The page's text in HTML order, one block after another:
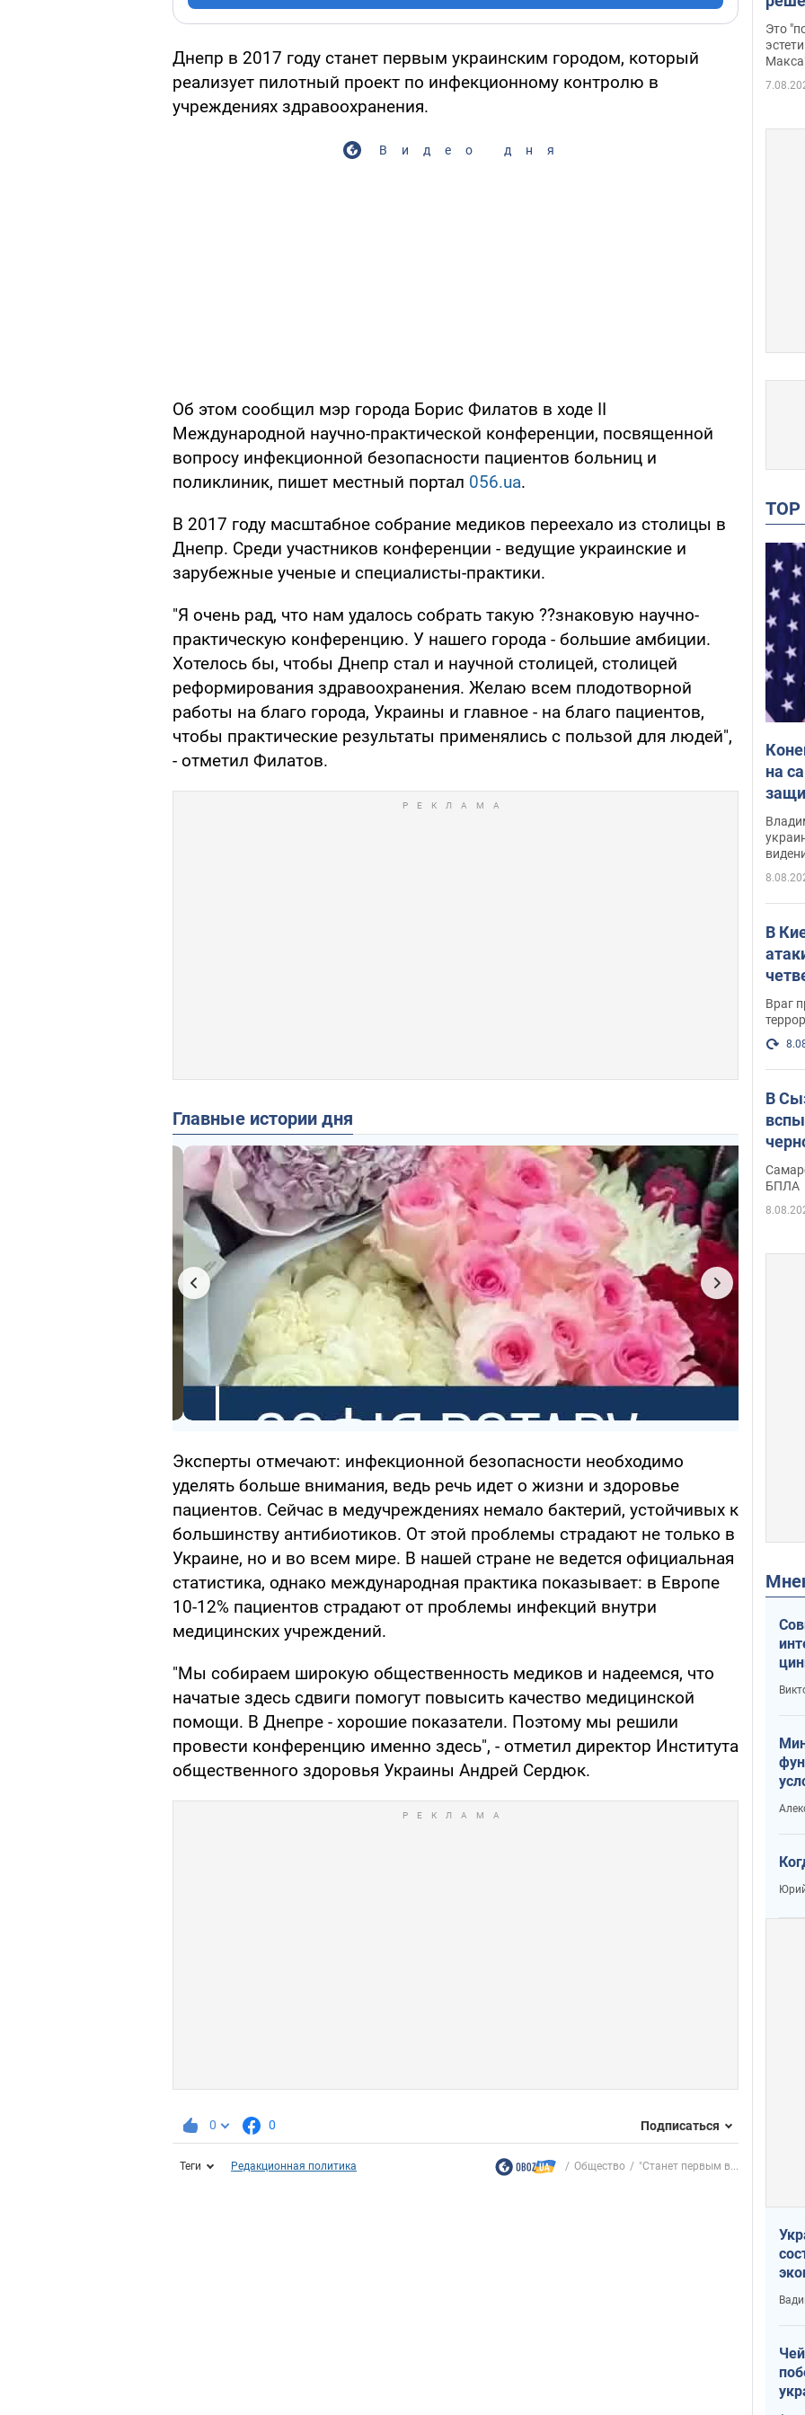
Днепр в 2017 году станет первым украинским городом, который
реализует пилотный проект по инфекционному контролю в
учреждениях здравоохранения.
Видео дня
Об этом сообщил мэр города Борис Филатов в ходе II
Международной научно-практической конференции, посвященной
вопросу инфекционной безопасности пациентов больниц и
поликлиник, пишет местный портал 056.ua.
В 2017 году масштабное собрание медиков переехало из столицы в
Днепр. Среди участников конференции - ведущие украинские и
зарубежные ученые и специалисты-практики.
"Я очень рад, что нам удалось собрать такую ??знаковую научно-
практическую конференцию. У нашего города - большие амбиции.
Хотелось бы, чтобы Днепр стал и научной столицей, столицей
реформирования здравоохранения. Желаю всем плодотворной
работы на благо города, Украины и главное - на благо пациентов,
чтобы практические результаты применялись с пользой для людей",
- отметил Филатов.
Главные истории дня
Эксперты отмечают: инфекционной безопасности необходимо
уделять больше внимания, ведь речь идет о жизни и здоровье
пациентов. Сейчас в медучреждениях немало бактерий, устойчивых к
большинству антибиотиков. От этой проблемы страдают не только в
Украине, но и во всем мире. В нашей стране не ведется официальная
статистика, однако международная практика показывает: в Европе
10-12% пациентов страдают от проблемы инфекций внутри
медицинских учреждений.
"Мы собираем широкую общественность медиков и надеемся, что
начатые здесь сдвиги помогут повысить качество медицинской
помощи. В Днепре - хорошие показатели. Поэтому мы решили
провести конференцию именно здесь", - отметил директор Института
общественного здоровья Украины Андрей Сердюк.
0 0 Подписаться
Теги Редакционная политика Общество "Станет первым в...
Это
на
В
Враг
В
БПЛА